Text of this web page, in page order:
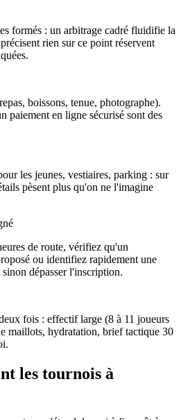
formés : un arbitrage cadré fluidifie la
rien sur ce point réservent
boissons, tenue, photographe).
paiement en ligne sécurisé sont des
les jeunes, vestiaires, parking : sur
pèsent plus qu'on ne l'imagine
de route, vérifiez qu'un
ou identifiez rapidement une
dépasser l'inscription.
fois : effectif large (8 à 11 joueurs
maillots, hydratation, brief tactique 30
les tournois à